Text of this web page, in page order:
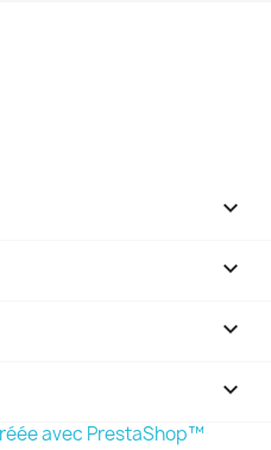


keyboard_arrow_down

avec PrestaShop™